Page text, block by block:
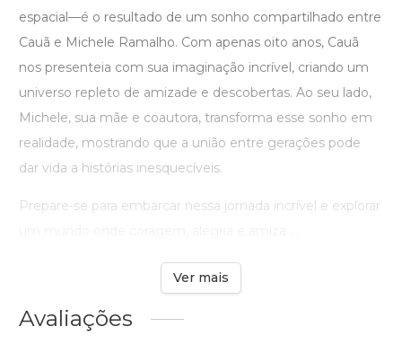
espacial—é o resultado de um sonho compartilhado entre
Cauã e Michele Ramalho. Com apenas oito anos, Cauã
nos presenteia com sua imaginação incrível, criando um
universo repleto de amizade e descobertas. Ao seu lado,
Michele, sua mãe e coautora, transforma esse sonho em
realidade, mostrando que a união entre gerações pode
dar vida a histórias inesquecíveis.
Prepare-se para embarcar nessa jornada incrível e explorar
Ver mais
Avaliações